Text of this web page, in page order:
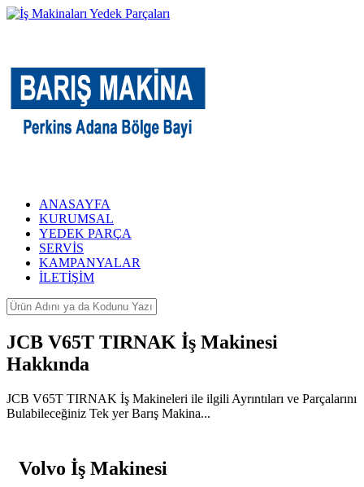
ANASAYFA
KURUMSAL
YEDEK PARÇA
SERVİS
KAMPANYALAR
İLETİŞİM
JCB V65T TIRNAK İş Makinesi
Hakkında
JCB V65T TIRNAK İş Makineleri ile ilgili Ayrıntıları ve Parçalarını
Bulabileceğiniz Tek yer Barış Makina...
Volvo İş Makinesi